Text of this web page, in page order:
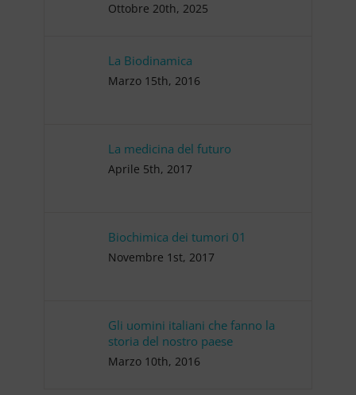
Ottobre 20th, 2025
La Biodinamica
Marzo 15th, 2016
La medicina del futuro
Aprile 5th, 2017
Biochimica dei tumori 01
Novembre 1st, 2017
Gli uomini italiani che fanno la
storia del nostro paese
Marzo 10th, 2016